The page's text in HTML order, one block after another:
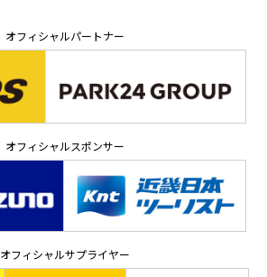
オフィシャルパートナー
オフィシャルスポンサー
オフィシャルサプライヤー